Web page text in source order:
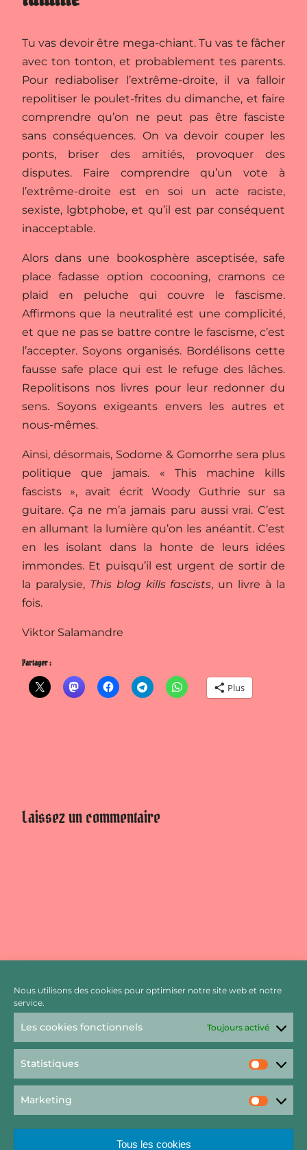
Nous utilisons des cookies pour optimiser notre site web et notre
service.
Les cookies fonctionnels Toujours activé
Statistiques
Marketing
Tous les cookies
Tu vas devoir être mega-chiant. Tu vas te fâcher
avec ton tonton, et probablement tes parents.
Pour rediaboliser l’extrême-droite, il va falloir
repolitiser le poulet-frites du dimanche, et faire
comprendre qu’on ne peut pas être fasciste
sans conséquences. On va devoir couper les
ponts, briser des amitiés, provoquer des
disputes. Faire comprendre qu’un vote à
l’extrême-droite est en soi un acte raciste,
sexiste, lgbtphobe, et qu’il est par conséquent
inacceptable.
Alors dans une bookosphère asceptisée, safe
place fadasse option cocooning, cramons ce
plaid en peluche qui couvre le fascisme.
Affirmons que la neutralité est une complicité,
et que ne pas se battre contre le fascisme, c’est
l’accepter. Soyons organisés. Bordélisons cette
fausse safe place qui est le refuge des lâches.
Repolitisons nos livres pour leur redonner du
sens. Soyons exigeants envers les autres et
nous-mêmes.
Ainsi, désormais, Sodome & Gomorrhe sera plus
politique que jamais. « This machine kills
fascists », avait écrit Woody Guthrie sur sa
guitare. Ça ne m’a jamais paru aussi vrai. C’est
en allumant la lumière qu’on les anéantit. C’est
en les isolant dans la honte de leurs idées
immondes. Et puisqu’il est urgent de sortir de
la paralysie, This blog kills fascists, un livre à la
fois.
Viktor Salamandre
Partager :
Plus
Laissez un commentaire